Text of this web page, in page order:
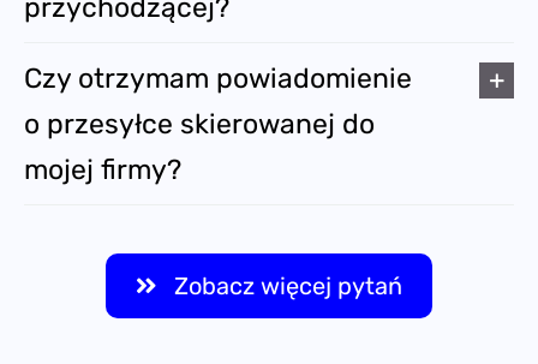
przychodzącej?
Czy otrzymam powiadomienie
o przesyłce skierowanej do
mojej firmy?
Zobacz więcej pytań